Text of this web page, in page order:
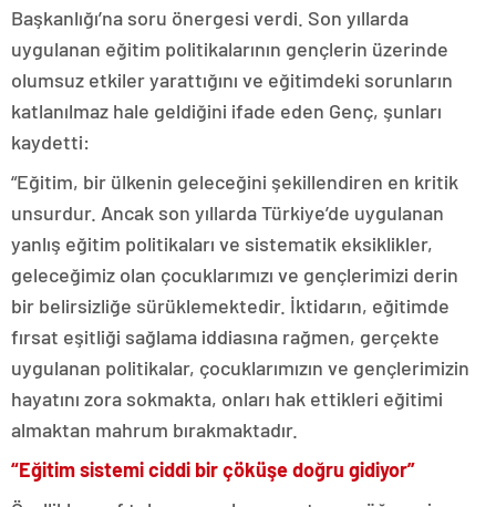
Başkanlığı’na soru önergesi verdi. Son yıllarda
uygulanan eğitim politikalarının gençlerin üzerinde
olumsuz etkiler yarattığını ve eğitimdeki sorunların
katlanılmaz hale geldiğini ifade eden Genç, şunları
kaydetti:
“Eğitim, bir ülkenin geleceğini şekillendiren en kritik
unsurdur. Ancak son yıllarda Türkiye’de uygulanan
yanlış eğitim politikaları ve sistematik eksiklikler,
geleceğimiz olan çocuklarımızı ve gençlerimizi derin
bir belirsizliğe sürüklemektedir. İktidarın, eğitimde
fırsat eşitliği sağlama iddiasına rağmen, gerçekte
uygulanan politikalar, çocuklarımızın ve gençlerimizin
hayatını zora sokmakta, onları hak ettikleri eğitimi
almaktan mahrum bırakmaktadır.
“Eğitim sistemi ciddi bir çöküşe doğru gidiyor”